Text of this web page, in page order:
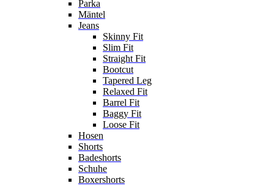
Parka
Mäntel
Jeans
Skinny Fit
Slim Fit
Straight Fit
Bootcut
Tapered Leg
Relaxed Fit
Barrel Fit
Baggy Fit
Loose Fit
Hosen
Shorts
Badeshorts
Schuhe
Boxershorts